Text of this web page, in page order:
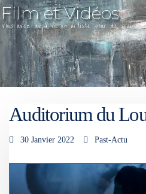
Auditorium du
30 Janvier 2022 Past-Actu